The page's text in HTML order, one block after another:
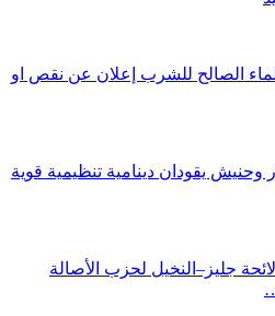
الصالح للشرب إعلان عن نقص او
وحنيش يقودان دينامية تنظيمية قوية
جليز–النخيل لحزب الأصالة